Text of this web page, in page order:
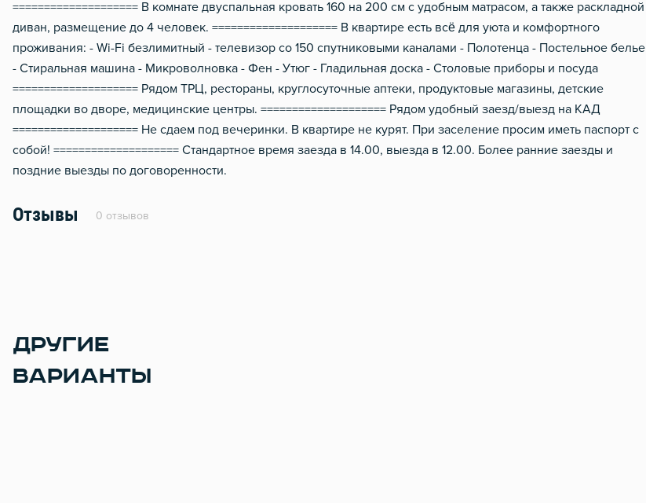
Балкон
Водонагреватель
Стол, рабочее место
Домофон
Чистящие средства
Металлическая дверь
Столовые приборы
Фильтр для воды
==================== В комнате двуспальная кровать 160 на 200 см с удобным матрасом, а также раскладной
диван, размещение до 4 человек. ==================== В квартире есть всё для уюта и комфортного
проживания: - Wi-Fi безлимитный - телевизор со 150 спутниковыми каналами - Полотенца - Постельное белье
- Стиральная машина - Микроволновка - Фен - Утюг - Гладильная доска - Столовые приборы и посуда
==================== Рядом ТРЦ, рестораны, круглосуточные аптеки, продуктовые магазины, детские
площадки во дворе, медицинские центры. ==================== Рядом удобный заезд/выезд на КАД
==================== Не сдаем под вечеринки. В квартире не курят. При заселение просим иметь паспорт с
собой! ==================== Стандартное время заезда в 14.00, выезда в 12.00. Более ранние заезды и
поздние выезды по договоренности.
Отзывы 0 отзывов
ДРУГИЕ
ВАРИАНТЫ